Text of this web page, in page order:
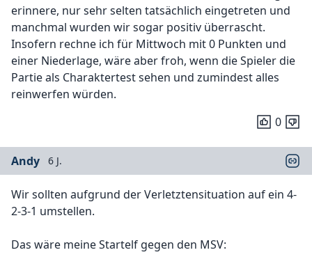
erinnere, nur sehr selten tatsächlich eingetreten und
manchmal wurden wir sogar positiv überrascht.
Insofern rechne ich für Mittwoch mit 0 Punkten und
einer Niederlage, wäre aber froh, wenn die Spieler die
Partie als Charaktertest sehen und zumindest alles
reinwerfen würden.
0
Andy 6 J.
Wir sollten aufgrund der Verletztensituation auf ein 4-
2-3-1 umstellen.
Das wäre meine Startelf gegen den MSV: